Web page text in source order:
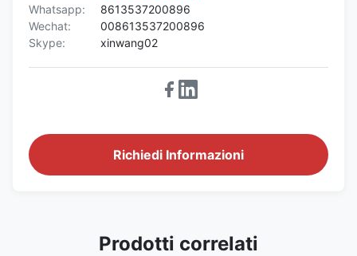
Whatsapp:
8613537200896
Wechat:
008613537200896
Skype:
xinwang02
Richiedi Informazioni
Prodotti correlati